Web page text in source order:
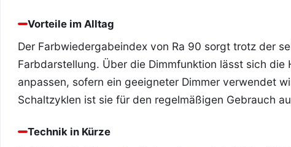
Vorteile im Alltag
Der Farbwiedergabeindex von Ra 90 sorgt trotz der
Farbdarstellung. Über die Dimmfunktion lässt sich
anpassen, sofern ein geeigneter Dimmer verwendet
Schaltzyklen ist sie für den regelmäßigen Gebrauch
Technik in Kürze